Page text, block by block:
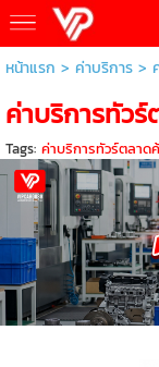
หน้าแรก > ค่าบริการ>
ค่าบริการทัว
Tags: ค่าบริการทัวร์ตลาด